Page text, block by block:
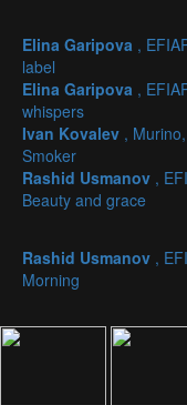
Elina Garipova ,
label
Elina Garipova ,
whispers
Ivan Kovalev ,
Smoker
Rashid Usmanov ,
Beauty and grace
Rashid Usmanov ,
Morning